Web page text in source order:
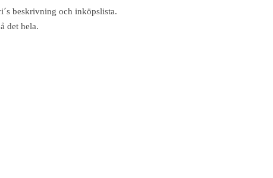
beskrivning och inköpslista.
det hela.